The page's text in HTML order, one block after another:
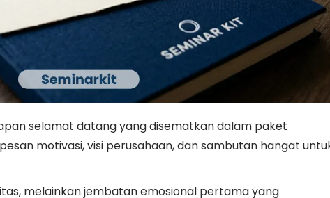
selamat datang yang disematkan dalam paket
motivasi, visi perusahaan, dan sambutan hangat
melainkan jembatan emosional pertama yang